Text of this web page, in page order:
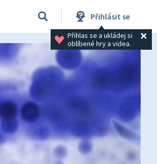
Přihlásit se
Přihlas se a ukládej si
oblíbené hry a videa.